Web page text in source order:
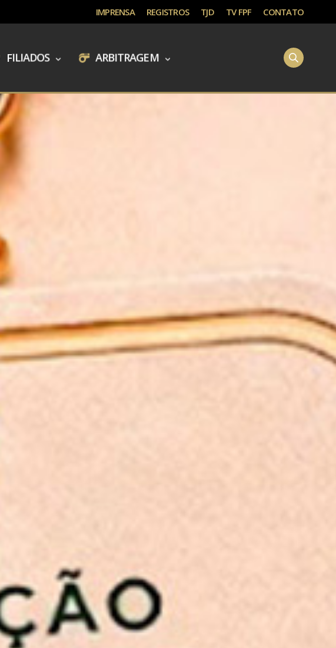
IMPRENSA REGISTROS TJD TV FPF CONTATO
FILIADOS ARBITRAGEM